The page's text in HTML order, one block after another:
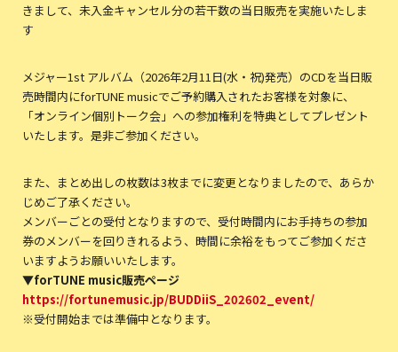
きまして、未入金キャンセル分の若干数の当日販売を実施いたしま
す
メジャー1st アルバム（2026年2月11日(水・祝)発売）のCDを当日販
売時間内にforTUNE musicでご予約購入されたお客様を対象に、
「オンライン個別トーク会」への参加権利を特典としてプレゼント
いたします。是非ご参加ください。
また、まとめ出しの枚数は3枚までに変更となりましたので、あらか
じめご了承ください。
メンバーごとの受付となりますので、受付時間内にお手持ちの参加
券のメンバーを回りきれるよう、時間に余裕をもってご参加くださ
いますようお願いいたします。
▼forTUNE music販売ページ
https://fortunemusic.jp/BUDDiiS_202602_event/
※受付開始までは準備中となります。